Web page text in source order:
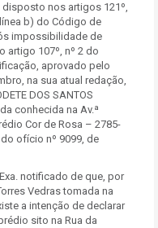
disposto nos artigos 121º,
b) do Código de
impossibilidade de
artigo 107º, nº 2 do
aprovado pelo
na sua atual redação,
DOS SANTOS
conhecida na Av.ª
Cor de Rosa – 2785-
ofício nº 9099, de
notificado de que, por
Vedras tomada na
a intenção de declarar
sito na Rua da